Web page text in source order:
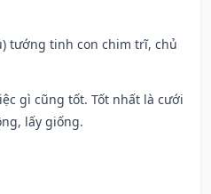
tướng tinh con chim trĩ, chủ
gì cũng tốt. Tốt nhất là cưới
lấy giống.